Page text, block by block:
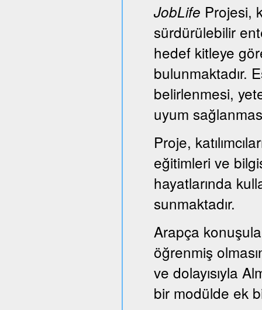
JobLife Projesi,
sürdürülebilir
hedef kitleye
bulunmaktadır.
belirlenmesi,
uyum
Proje,
eğitimleri ve
hayatlarında
sunmaktadır.
Arapça
öğrenmiş
ve dolayısıyla
bir modülde ek